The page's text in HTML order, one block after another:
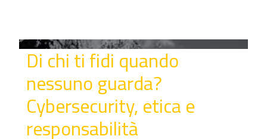
Di chi ti fidi quando
nessuno guarda?
Cybersecurity, etica e
responsabilità